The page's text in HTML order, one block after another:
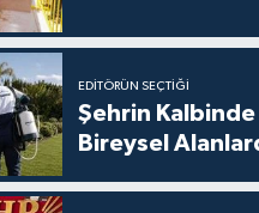
EDITÖRÜN SEÇTIĞI
Şehrin Kalbinde
Bireysel